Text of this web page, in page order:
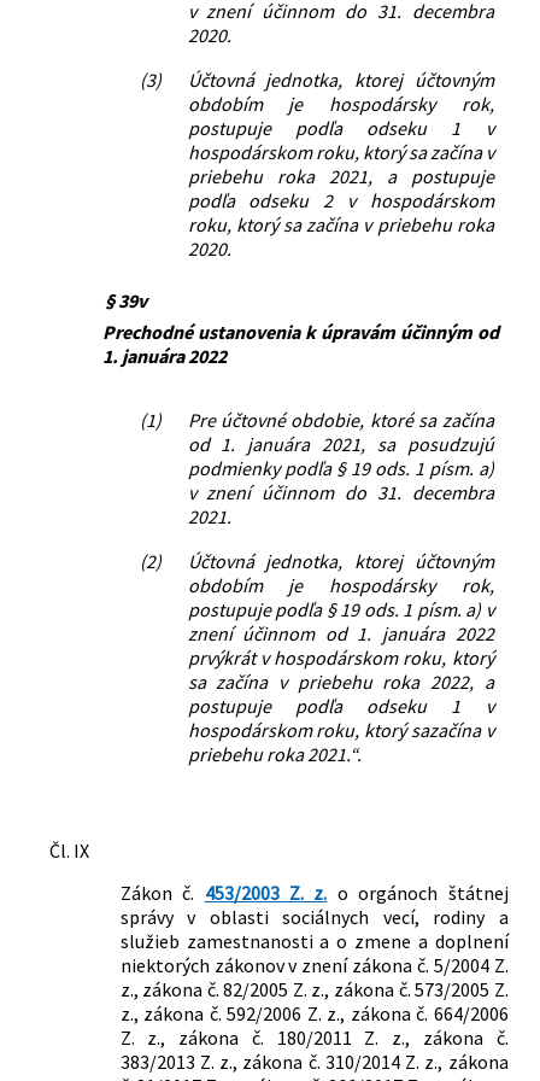
v znení účinnom do 31. decembra
2020.
(3)
Účtovná jednotka, ktorej účtovným
obdobím je hospodársky rok,
postupuje podľa odseku 1 v
hospodárskom roku, ktorý sa začína v
priebehu roka 2021, a postupuje
podľa odseku 2 v hospodárskom
roku, ktorý sa začína v priebehu roka
2020.
§ 39v
Prechodné ustanovenia k úpravám účinným od
1. januára 2022
(1)
Pre účtovné obdobie, ktoré sa začína
od 1. januára 2021, sa posudzujú
podmienky podľa § 19 ods. 1 písm. a)
v znení účinnom do 31. decembra
2021.
(2)
Účtovná jednotka, ktorej účtovným
obdobím je hospodársky rok,
postupuje podľa § 19 ods. 1 písm. a) v
znení účinnom od 1. januára 2022
prvýkrát v hospodárskom roku, ktorý
sa začína v priebehu roka 2022, a
postupuje podľa odseku 1 v
hospodárskom roku, ktorý sazačína v
priebehu roka 2021.“.
Čl. IX
Zákon č. 453/2003 Z. z. o orgánoch štátnej
správy v oblasti sociálnych vecí, rodiny a
služieb zamestnanosti a o zmene a doplnení
niektorých zákonov v znení zákona č. 5/2004 Z.
z., zákona č. 82/2005 Z. z., zákona č. 573/2005 Z.
z., zákona č. 592/2006 Z. z., zákona č. 664/2006
Z. z., zákona č. 180/2011 Z. z., zákona č.
383/2013 Z. z., zákona č. 310/2014 Z. z., zákona